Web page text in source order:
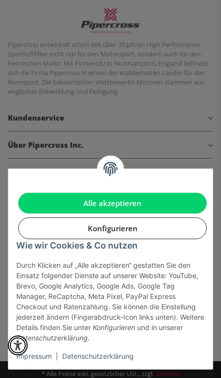
Alle akzeptieren
Konfigurieren
Wie wir Cookies & Co nutzen
Durch Klicken auf „Alle akzeptieren“ gestatten Sie den
Einsatz folgender Dienste auf unserer Website: YouTube,
Brevo, Google Analytics, Google Ads, Google Tag
Manager, ReCaptcha, Meta Pixel, PayPal Express
Checkout und Ratenzahlung. Sie können die Einstellung
jederzeit ändern (Fingerabdruck-Icon links unten). Weitere
Details finden Sie unter Konfigurieren und in unserer
Datenschutzerklärung.
Impressum Datenschutzerklärung
Pipercross entwickelt schon seit über 35 Jahren High Performance
Sportluftfilter nicht nur für den Motorsport, sondern auch für den
heimischen Markt. Mit Firmensitz in Northampton, England befindet
sich die Firma Pipercross in einem der etabliertesten Länder für den
Rennsport. Die bekanntesten Wettbewerbs-Motoren stammen aus
englischer Entwicklung und Fertigung.
Kundenservice
Über Pipercross Inc.
Informationen
Gesetzliche Informationen
Sicher bezahlen via:
* Alle Preise inkl. gesetzlicher USt., zzgl.Versand